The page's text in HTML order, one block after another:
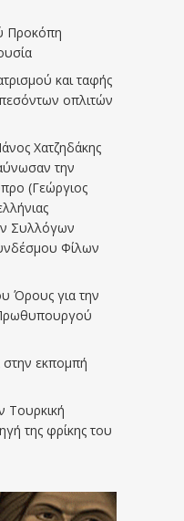
Προκόπη
και ταφής
οπλιτών
Χατζηδάκης
την
(Γεώργιος
Συλλόγων
Φίλων
Όρους για την
στην εκπομπή
Τουρκική
της φρίκης του